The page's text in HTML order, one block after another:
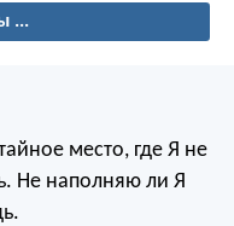
...
место, где Я не
Не наполняю ли Я